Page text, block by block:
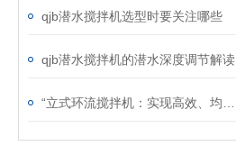
qjb潜水搅拌机选型时要关注哪些
qjb潜水搅拌机的潜水深度调节解读